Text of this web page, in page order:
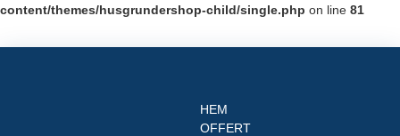
content/themes/husgrundershop-child/single.php on line 81
HEM
OFFERT